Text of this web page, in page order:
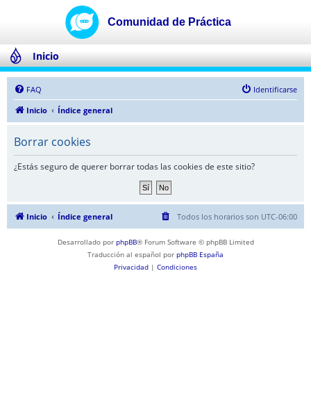
Inicio
FAQ
Identificarse
Inicio
Índice general
Borrar cookies
¿Estás seguro de querer borrar todas las cookies de este sitio?
Inicio Índice general Todos los horarios son UTC-06:00
Desarrollado por phpBB® Forum Software © phpBB Limited
Traducción al español por phpBB España
Privacidad | Condiciones